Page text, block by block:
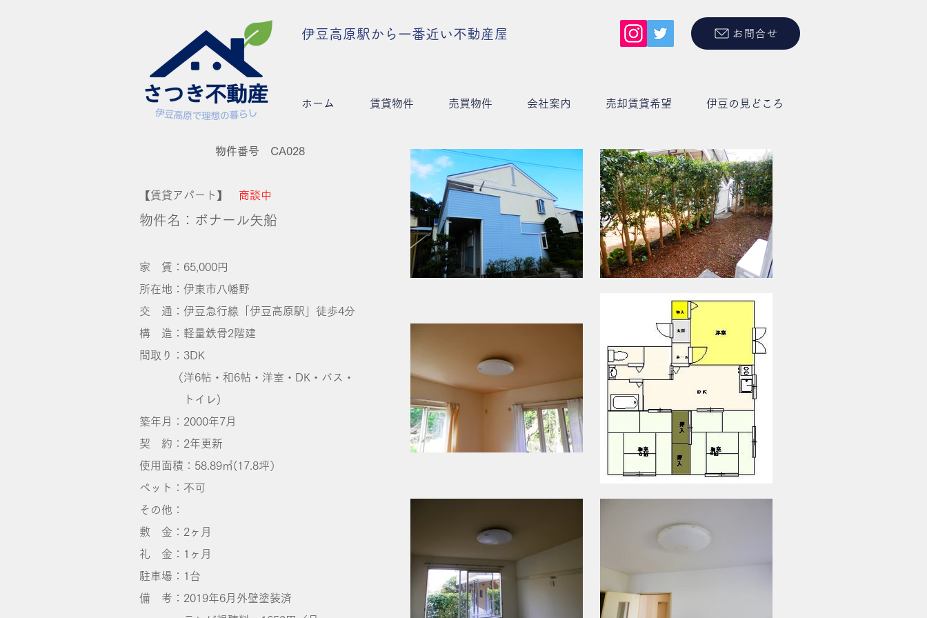
伊豆高原駅から一番近い不動産屋 お問合せ
ホーム 賃貸物件 売買物件 会社案内 売却賃貸希望 伊豆の見どころ
物件番号 CA028
【賃貸アパート】 商談中
物件名：ボナール矢船
家 賃：65,000円
所在地：伊東市八幡野
交 通：伊豆急行線「伊豆高原駅」徒歩4分
構 造：軽量鉄骨2階建
間取り：3DK
（洋6帖・和6帖・洋室・DK・バス・
トイレ)
築年月：2000年7月
契 約：2年更新
使用面積：58.89㎡(17.8坪）
ペット：不可
その他：
敷 金：2ヶ月
礼 金：1ヶ月
​駐車場：1台
備 考：2019年6月外壁塗装済